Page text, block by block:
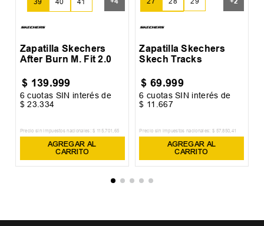
Zapatilla Skechers
After Burn M. Fit 2.0
$ 139.999
6 cuotas SIN interés de
$ 23.334
Precio sin impuestos nacionales: $ 115.701 ,65
AGREGAR AL
CARRITO
Zapatilla Skechers
Skech Tracks
$ 69.999
6 cuotas SIN interés de
$ 11 667
Precio sin impuestos nacionales: $ 57.850,41
AGREGAR AL
CARRITO